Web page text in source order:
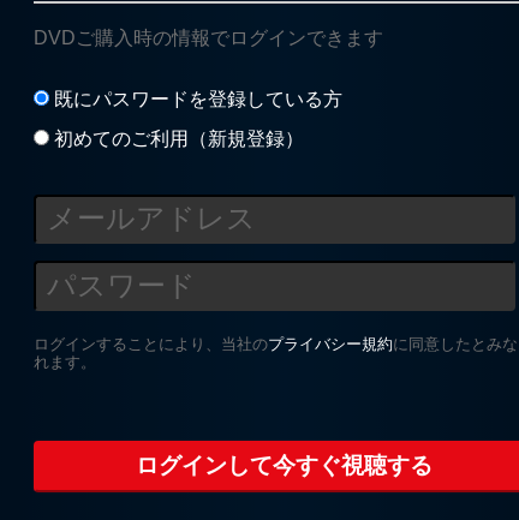
DVDご購入時の情報でログインできます
既にパスワードを登録している方
初めてのご利用（新規登録）
ログインすることにより、当社のプライバシー規約に同意したとみな
れます。